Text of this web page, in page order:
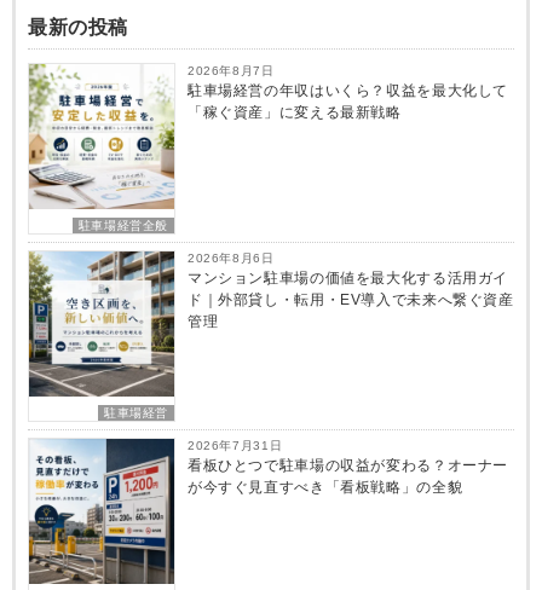
最新の投稿
駐車場経営全般
2026年8月7日
駐車場経営の年収はいくら？収益を最大化して
「稼ぐ資産」に変える最新戦略
駐車場経営
2026年8月6日
マンション駐車場の価値を最大化する活用ガイ
ド｜外部貸し・転用・EV導入で未来へ繋ぐ資産
管理
2026年7月31日
看板ひとつで駐車場の収益が変わる？オーナー
が今すぐ見直すべき「看板戦略」の全貌